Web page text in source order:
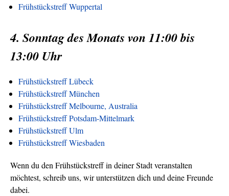
Frühstückstreff Wuppertal
4. Sonntag des Monats von 11:00 bis
13:00 Uhr
Frühstückstreff Lübeck
Frühstückstreff München
Frühstückstreff Melbourne, Australia
Frühstückstreff Potsdam-Mittelmark
Frühstückstreff Ulm
Frühstückstreff Wiesbaden
Wenn du den Frühstückstreff in deiner Stadt veranstalten
möchtest, schreib uns, wir unterstützen dich und deine Freunde
dabei.